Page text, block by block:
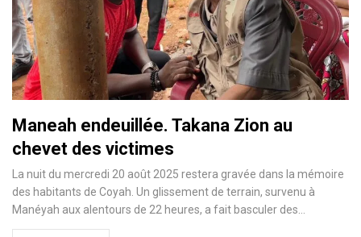
Maneah endeuillée. Takana Zion au
chevet des victimes
La nuit du mercredi 20 août 2025 restera gravée dans la mémoire
des habitants de Coyah. Un glissement de terrain, survenu à
Manéyah aux alentours de 22 heures, a fait basculer des…